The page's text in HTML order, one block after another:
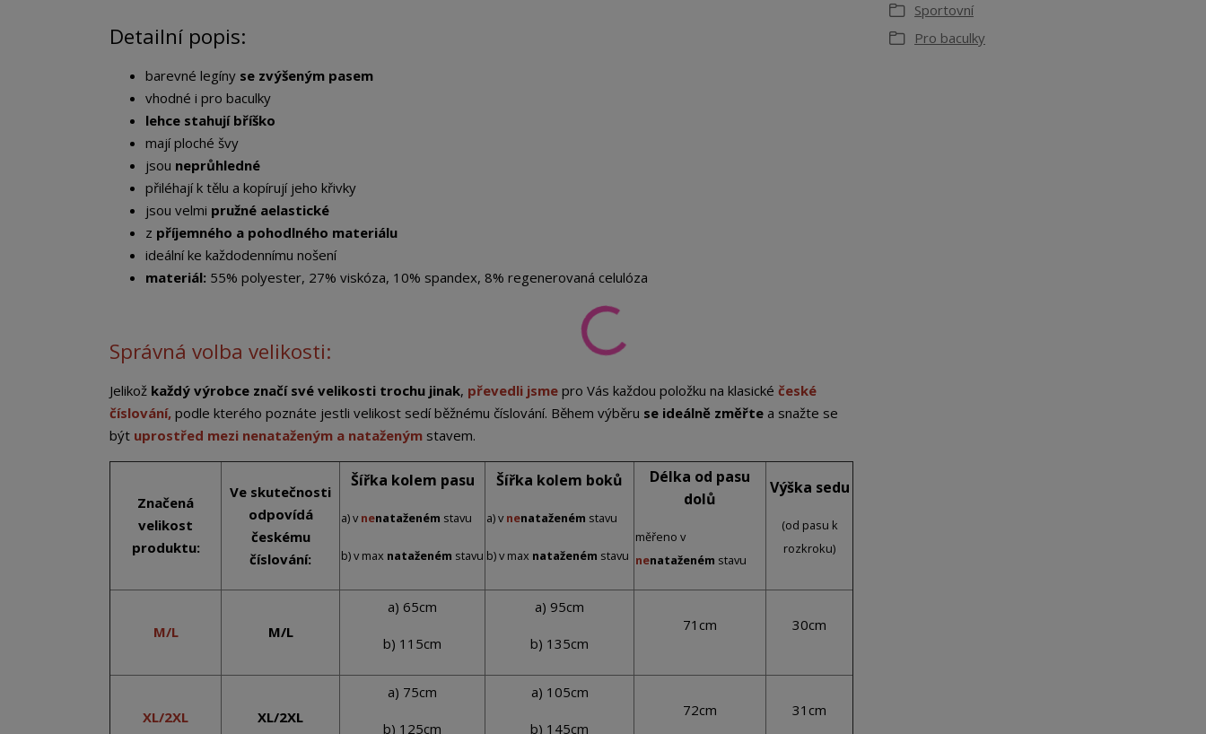
Detailní popis:
barevné legíny se zvýšeným pasem
vhodné i pro baculky
lehce stahují bříško
mají ploché švy
jsou neprůhledné
přiléhají k tělu a kopírují jeho křivky
jsou velmi pružné aelastické
z příjemného a pohodlného materiálu
ideální ke každodennímu nošení
materiál: 55% polyester, 27% viskóza, 10% spandex, 8% regenerovaná celulóza
Správná volba velikosti:
Jelikož každý výrobce značí své velikosti trochu jinak, převedli jsme pro Vás každou položku na klasické české
číslování, podle kterého poznáte jestli velikost sedí běžnému číslování. Během výběru se ideálně změřte a snažte se
být uprostřed mezi nenataženým a nataženým stavem.
Značená
velikost
produktu:
Ve skutečnosti
odpovídá
českému
číslování:
Šířka kolem pasu
a) vnenataženém stavu
b) v max nataženém stavu
Šířka kolem boků
a) vnenataženém stavu
b) v max nataženém stavu
Délka od pasu
dolů
měřeno v
nenataženém stavu
Výška sedu
(od pasu k
rozkroku)
M/L M/L
a) 65cm
b) 115cm
a) 95cm
b) 135cm
71cm 30cm
XL/2XL XL/2XL
a) 75cm
b) 125cm
a) 105cm
b) 145cm
72cm 31cm
Sportovní
Pro baculky